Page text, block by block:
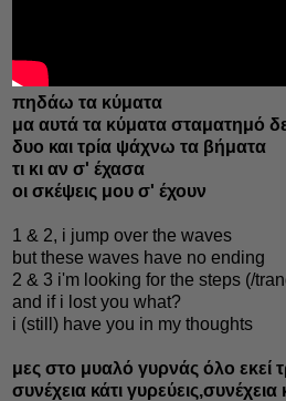
πηδάω τα κύματα
μα αυτά τα κύματα σταματημό
δυο και τρία ψάχνω τα βήματα
τι κι αν σ' έχασα
οι σκέψεις μου σ' έχουν
1 & 2, i jump over the waves
but these waves have no ending
2 & 3 i'm looking for the steps (/
and if i lost you what?
i (still) have you in my thoughts
μες στο μυαλό γυρνάς όλο εκεί
συνέχεια κάτι γυρεύεις,συνέχεια